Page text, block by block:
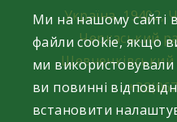
content
Україна, 19402,
Черкаський
Ми на нашому сайті
файли cookie, якщо
ми
ви повинні
встановити